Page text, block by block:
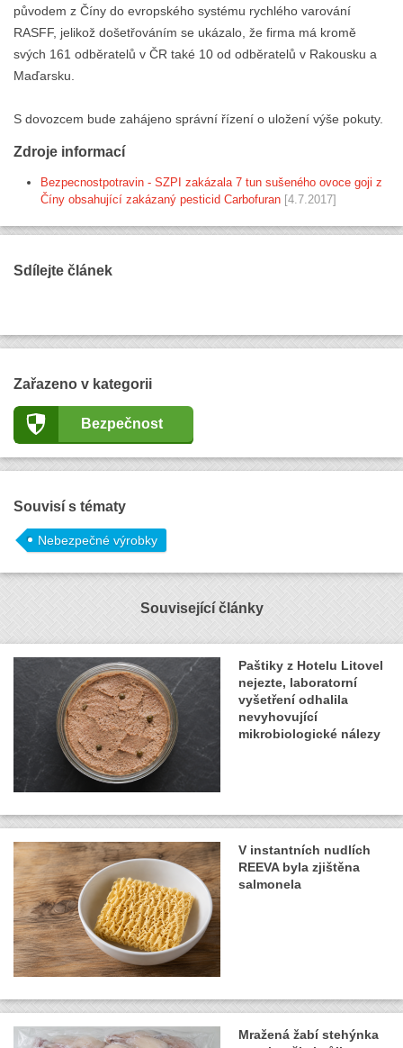
původem z Číny do evropského systému rychlého varování
RASFF, jelikož došetřováním se ukázalo, že firma má kromě
svých 161 odběratelů v ČR také 10 od odběratelů v Rakousku a
Maďarsku.
S dovozcem bude zahájeno správní řízení o uložení výše pokuty.
Zdroje informací
Bezpecnostpotravin - SZPI zakázala 7 tun sušeného ovoce goji z
Číny obsahující zakázaný pesticid Carbofuran [4.7.2017]
Sdílejte článek
Zařazeno v kategorii
Bezpečnost
Souvisí s tématy
Nebezpečné výrobky
Související články
Paštiky z Hotelu Litovel
nejezte, laboratorní
vyšetření odhalila
nevyhovující
mikrobiologické nálezy
V instantních nudlích
REEVA byla zjištěna
salmonela
Mražená žabí stehýnka